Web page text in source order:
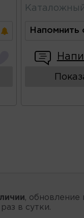
Напомнить
, обновление
в сутки.